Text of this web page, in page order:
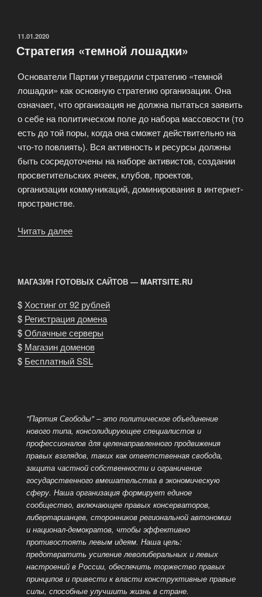
ОПУБЛИКОВАНО
11.01.2020
Стратегия «темной лошадки»
Основатели Партии утвердили стратегию «темной
лошадки» как основную стратегию организации. Она
означает, что организация не должна пытаться заявить
о себе на политическом поле до набора массовости (то
есть до той поры, когда она сможет действительно на
что-то повлиять). Вся активность и ресурсы должны
быть сосредоточены на наборе активистов, создании
просветительских ячеек, клубов, проектов,
организации коммуникаций, доминирования в интернет-
пространстве.
Читать далее
МАГАЗИН ГОТОВЫХ САЙТОВ — MARTSITE.RU
$ Хостинг от 92 рублей
$ Регистрация домена
$Облачные серверы
$ Магазин доменов
$ Бесплатный SSL
"Партия Свободы" – это политическое объединение
нового типа, консолидирующее специалистов и
профессионалов для целенаправленного продвижения
правых взглядов, таких как ответственная свобода,
защита частной собственности и ограничение
государственного вмешательства в экономическую
сферу. Наша организация формирует единое
сообщество, включающее правых консерваторов,
либертарианцев, сторонников региональной автономии
и национал-демократов, чтобы эффективно
противостоять левым идеям. Наша цель:
предотвратить усиление леволиберальных и левых
настроений в России, обеспечить торжество правых
принципов и привести к власти конструктивные правые
силы, способные улучшить жизнь в стране.